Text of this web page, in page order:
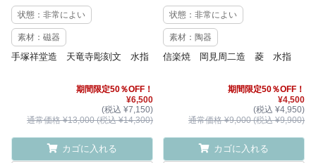
状態：非常によい
素材：磁器
手塚祥堂造 天竜寺彫刻文 水指
期間限定50％OFF！
¥6,500
(税込 ¥7,150)
通常価格 ¥13,000 (税込 ¥14,300)
カゴに入れる
状態：非常によい
素材：陶器
信楽焼 岡見周二造 菱 水指
期間限定50％OFF！
¥4,500
(税込 ¥4,950)
通常価格 ¥9,000 (税込 ¥9,900)
カゴに入れる